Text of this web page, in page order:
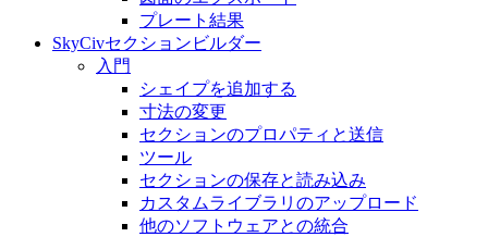
プレート結果
SkyCivセクションビルダー
入門
シェイプを追加する
寸法の変​​更
セクションのプロパティと送信
ツール
セクションの保存と読み込み
カスタムライブラリのアップロード
他のソフトウェアとの統合